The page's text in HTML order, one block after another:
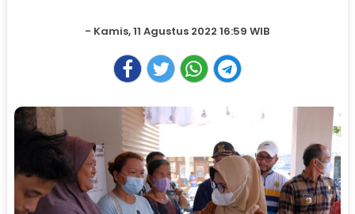
- Kamis, 11 Agustus 2022 16:59 WIB